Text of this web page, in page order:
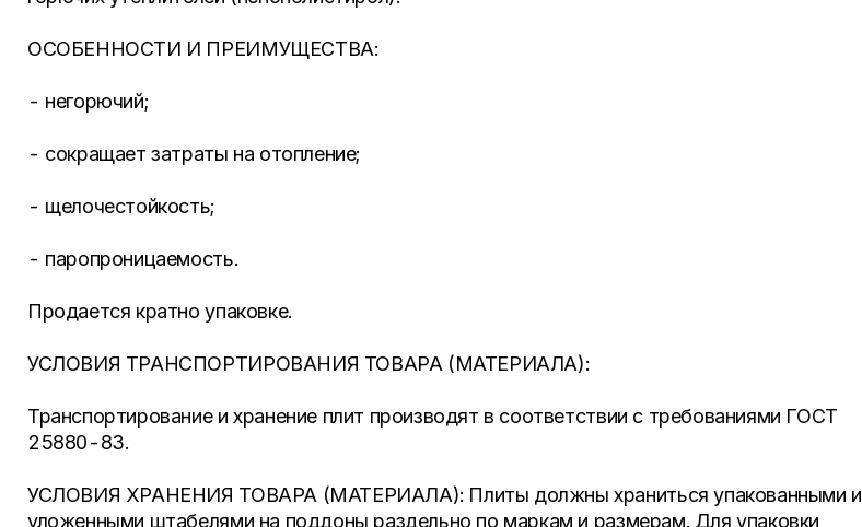
ОСОБЕННОСТИ И ПРЕИМУЩЕСТВА:
- негорючий;
- сокращает затраты на отопление;
- щелочестойкость;
- паропроницаемость.
Продается кратно упаковке.
УСЛОВИЯ ТРАНСПОРТИРОВАНИЯ ТОВАРА (МАТЕРИАЛА):
Транспортирование и хранение плит производят в соответствии с требованиями ГОСТ
25880-83.
УСЛОВИЯ ХРАНЕНИЯ ТОВАРА (МАТЕРИАЛА): Плиты должны храниться упакованными и
уложенными штабелями на поддоны раздельно по маркам и размерам. Для упаковки